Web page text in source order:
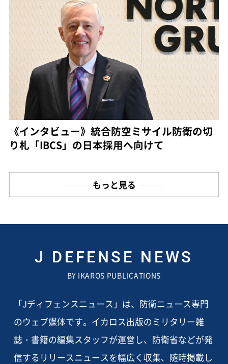
《インタビュー》統合防空ミサイル防衛の切
り札「IBCS」の日本採用へ向けて
もっと見る
J DEFENSE NEWS
BY IKAROS PUBLICATIONS
「Jディフェンスニュース」は、防衛ニュース専門
のウェブ媒体です。イカロス出版のミリタリー雑
誌・書籍の編集スタッフが運営し、防衛省などが発
信するリリースニュースを幅広く収集、随時掲載し